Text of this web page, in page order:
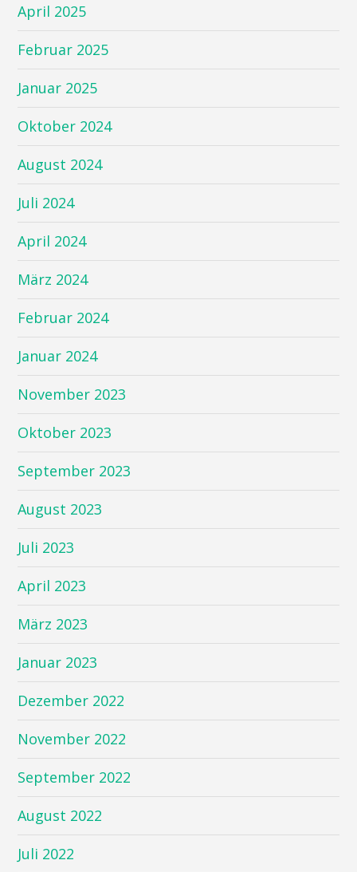
April 2025
Februar 2025
Januar 2025
Oktober 2024
August 2024
Juli 2024
April 2024
März 2024
Februar 2024
Januar 2024
November 2023
Oktober 2023
September 2023
August 2023
Juli 2023
April 2023
März 2023
Januar 2023
Dezember 2022
November 2022
September 2022
August 2022
Juli 2022